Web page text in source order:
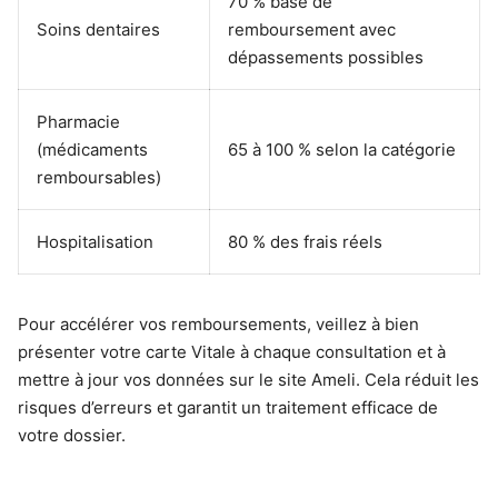
Soins dentaires
remboursement avec
dépassements possibles
Pharmacie
(médicaments
remboursables)
65 à 100 % selon la catégorie
Hospitalisation 80 % des frais réels
Pour accélérer vos remboursements, veillez à bien
présenter votre carte Vitale à chaque consultation et à
mettre à jour vos données sur le site Ameli. Cela réduit les
risques d’erreurs et garantit un traitement efficace de
votre dossier.